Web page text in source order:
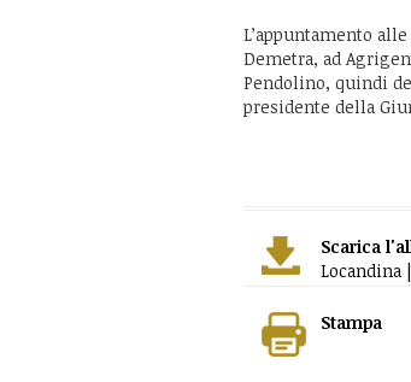
L’appuntamento
Demetra, ad
Pendolino, quindi
presidente della
Scarica
Locandina
Stampa